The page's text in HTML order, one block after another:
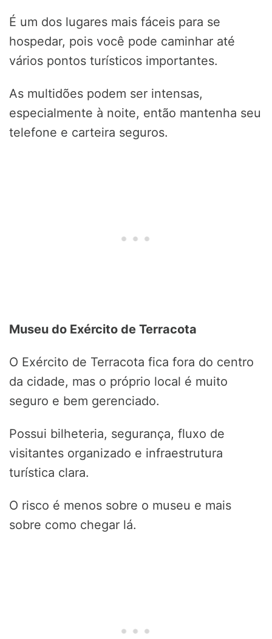
É um dos lugares mais fáceis para se
hospedar, pois você pode caminhar até
vários pontos turísticos importantes.
As multidões podem ser intensas,
especialmente à noite, então mantenha seu
telefone e carteira seguros.
Museu do Exército de Terracota
O Exército de Terracota fica fora do centro
da cidade, mas o próprio local é muito
seguro e bem gerenciado.
Possui bilheteria, segurança, fluxo de
visitantes organizado e infraestrutura
turística clara.
O risco é menos sobre o museu e mais
sobre como chegar lá.